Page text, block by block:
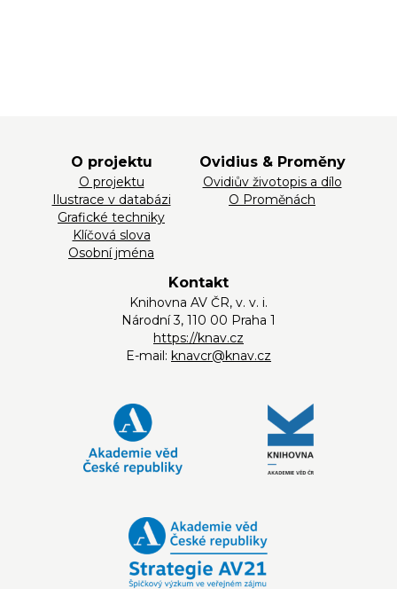
O projektu
O projektu
Ilustrace v databázi
Grafické techniky
Klíčová slova
Osobní jména
Ovidius & Proměny
Ovidiův životopis a dílo
O Proměnách
Kontakt
Knihovna AV ČR, v. v. i.
Národní 3, 110 00 Praha 1
https://knav.cz
E-mail: knavcr@knav.cz